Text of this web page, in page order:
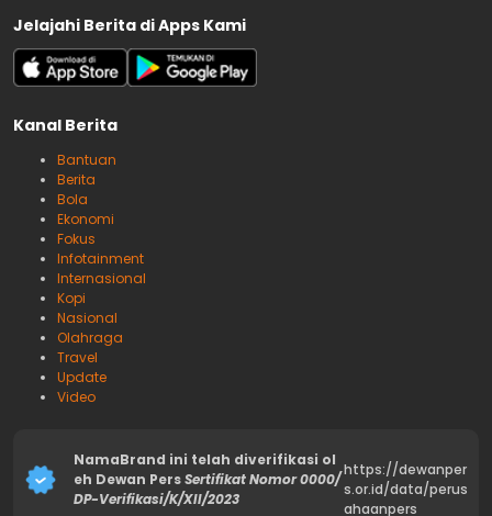
Jelajahi Berita di Apps Kami
Kanal Berita
Bantuan
Berita
Bola
Ekonomi
Fokus
Infotainment
Internasional
Kopi
Nasional
Olahraga
Travel
Update
Video
NamaBrand ini telah diverifikasi ol
eh Dewan PersSertifikat Nomor 0000/
DP-Verifikasi/K/XII/2023
https://dewanper
s.or.id/data/perus
ahaanpers